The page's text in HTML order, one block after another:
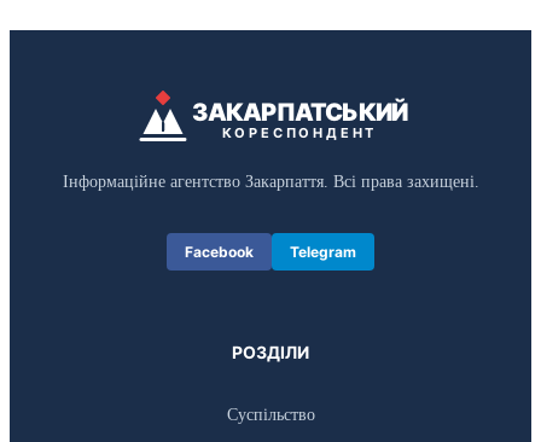
ЗАКАРПАТСЬКИЙ
КОРЕСПОНДЕНТ
Інформаційне агентство Закарпаття. Всі права захищені.
Facebook Telegram
РОЗДІЛИ
Суспільство